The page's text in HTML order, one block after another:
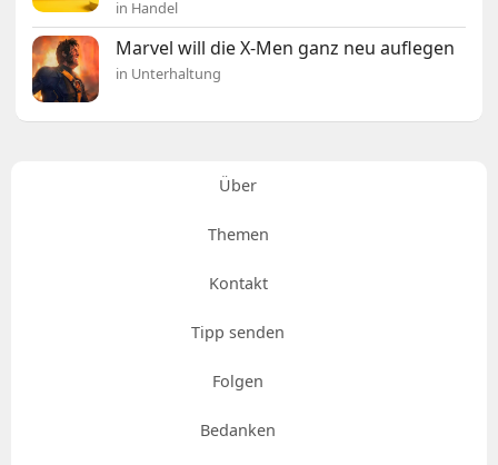
in Handel
Marvel will die X-Men ganz neu auflegen
in Unterhaltung
Über
Themen
Kontakt
Tipp senden
Folgen
Bedanken